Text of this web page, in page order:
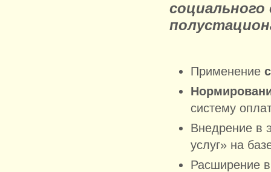
социального
Применение
систему
Внедрение в
услуг» на
Расширение